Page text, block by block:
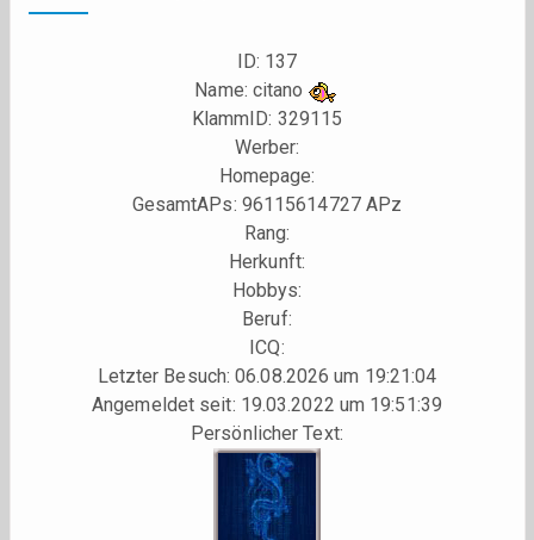
ID: 137
Name: citano
KlammID: 329115
Werber:
Homepage:
GesamtAPs: 96115614727 APz
Rang:
Herkunft:
Hobbys:
Beruf:
ICQ:
Letzter Besuch: 06.08.2026 um 19:21:04
Angemeldet seit: 19.03.2022 um 19:51:39
Persönlicher Text: